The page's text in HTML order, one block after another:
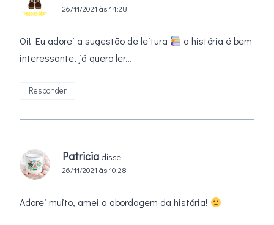
26/11/2021 às 14:28
Oi! Eu adorei a sugestão de leitura
a história é bem
interessante, já quero ler…
Responder
Patricia disse:
26/11/2021 às 10:28
Adorei muito, amei a abordagem da história!